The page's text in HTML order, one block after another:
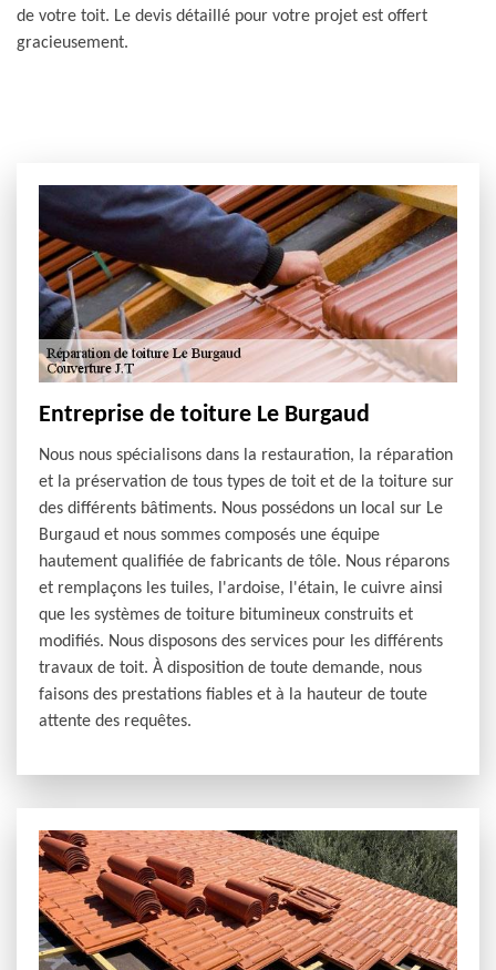
de votre toit. Le devis détaillé pour votre projet est offert
gracieusement.
Entreprise de toiture Le Burgaud
Nous nous spécialisons dans la restauration, la réparation
et la préservation de tous types de toit et de la toiture sur
des différents bâtiments. Nous possédons un local sur Le
Burgaud et nous sommes composés une équipe
hautement qualifiée de fabricants de tôle. Nous réparons
et remplaçons les tuiles, l'ardoise, l'étain, le cuivre ainsi
que les systèmes de toiture bitumineux construits et
modifiés. Nous disposons des services pour les différents
travaux de toit. À disposition de toute demande, nous
faisons des prestations fiables et à la hauteur de toute
attente des requêtes.